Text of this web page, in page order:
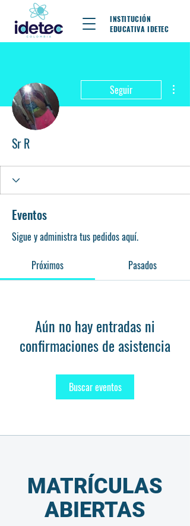
INSTITUCIÓN
EDUCATIVA IDETEC
Seguir
Sr R
Eventos
Sigue y administra tus pedidos aquí.
Próximos
Pasados
Aún no hay entradas ni
confirmaciones de asistencia
Buscar eventos
MATRÍCULAS
ABIERTAS